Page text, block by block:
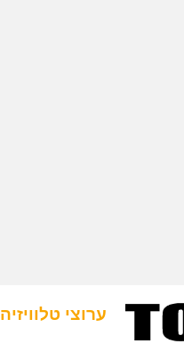
ערוצי טלוויזיה